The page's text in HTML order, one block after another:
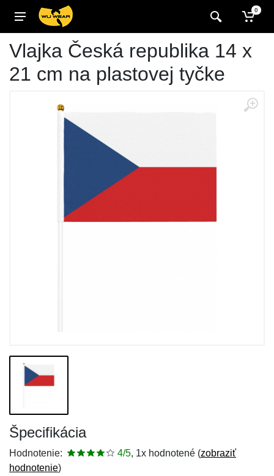
0
Vlajka Česká republika 14 x
21 cm na plastovej tyčke
Špecifikácia
Hodnotenie: 4/5, 1x hodnotené (zobraziť
hodnotenie)